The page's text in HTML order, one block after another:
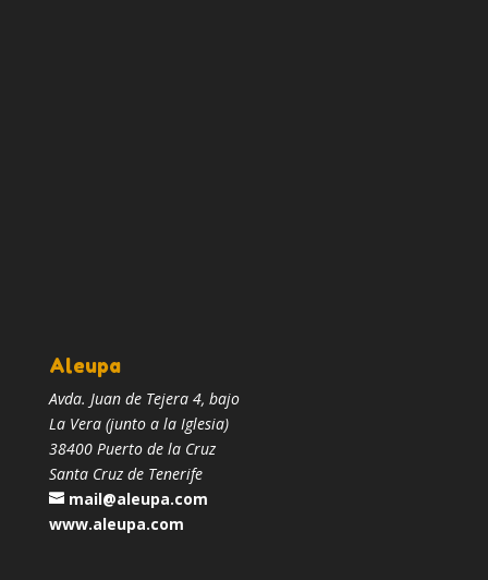
Aleupa
Avda. Juan de Tejera 4, bajo
La Vera (junto a la Iglesia)
38400 Puerto de la Cruz
Santa Cruz de Tenerife
mail@aleupa.com
www.aleupa.com